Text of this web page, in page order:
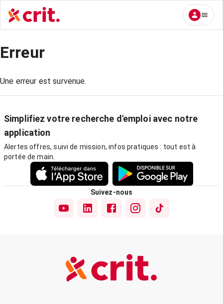
Erreur
Une erreur est survenue.
Simplifiez votre recherche d'emploi avec notre
application
Alertes offres, suivi de mission, infos pratiques : tout est à
portée de main.
Suivez-nous